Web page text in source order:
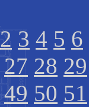
2 3 4 5 6
27 28 29
49 50 51